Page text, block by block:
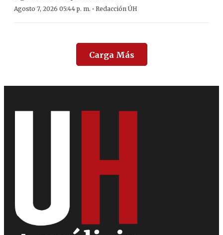
Agosto 7, 2026 05:44 p. m. · Redacción ÚH
Carga Más